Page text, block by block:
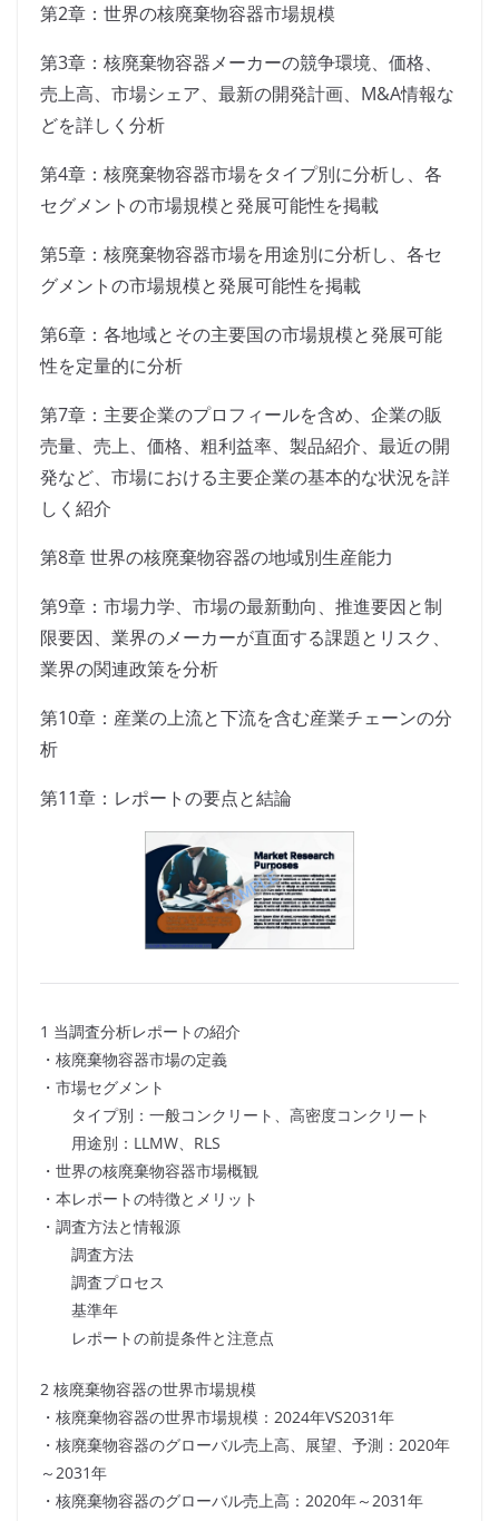
第2章：世界の核廃棄物容器市場規模
第3章：核廃棄物容器メーカーの競争環境、価格、
売上高、市場シェア、最新の開発計画、M&A情報な
どを詳しく分析
第4章：核廃棄物容器市場をタイプ別に分析し、各
セグメントの市場規模と発展可能性を掲載
第5章：核廃棄物容器市場を用途別に分析し、各セ
グメントの市場規模と発展可能性を掲載
第6章：各地域とその主要国の市場規模と発展可能
性を定量的に分析
第7章：主要企業のプロフィールを含め、企業の販
売量、売上、価格、粗利益率、製品紹介、最近の開
発など、市場における主要企業の基本的な状況を詳
しく紹介
第8章 世界の核廃棄物容器の地域別生産能力
第9章：市場力学、市場の最新動向、推進要因と制
限要因、業界のメーカーが直面する課題とリスク、
業界の関連政策を分析
第10章：産業の上流と下流を含む産業チェーンの分
析
第11章：レポートの要点と結論
1 当調査分析レポートの紹介
・核廃棄物容器市場の定義
・市場セグメント
タイプ別：一般コンクリート、高密度コンクリート
用途別：LLMW、RLS
・世界の核廃棄物容器市場概観
・本レポートの特徴とメリット
・調査方法と情報源
調査方法
調査プロセス
基準年
レポートの前提条件と注意点
2 核廃棄物容器の世界市場規模
・核廃棄物容器の世界市場規模：2024年VS2031年
・核廃棄物容器のグローバル売上高、展望、予測：2020年
～2031年
・核廃棄物容器のグローバル売上高：2020年～2031年